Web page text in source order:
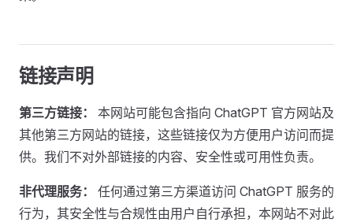
链接声明
第三方链接：
本网站可能包含指向 ChatGPT 官方网站及
其他第三方网站的链接，这些链接仅为方便用户访问而提
供。我们不对外部链接的内容、安全性或可用性负责。
非代理服务：
任何通过第三方渠道访问 ChatGPT 服务的
行为，其安全性与合规性由用户自行承担，本网站不对此